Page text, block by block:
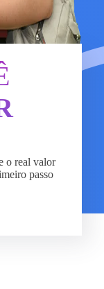
o real valor
passo